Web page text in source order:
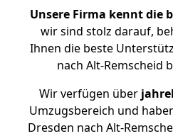
Unsere Firma kennt die
wir sind stolz darauf,
Ihnen die beste
nach Alt-Remscheid
Wir verfügen über
Umzugsbereich und
Dresden nach Alt-